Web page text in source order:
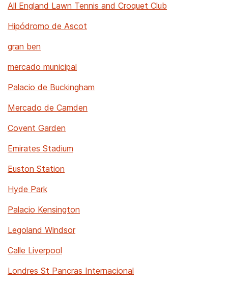
All England Lawn Tennis and Croquet Club
Hipódromo de Ascot
gran ben
mercado municipal
Palacio de Buckingham
Mercado de Camden
Covent Garden
Emirates Stadium
Euston Station
Hyde Park
Palacio Kensington
Legoland Windsor
Calle Liverpool
Londres St Pancras Internacional